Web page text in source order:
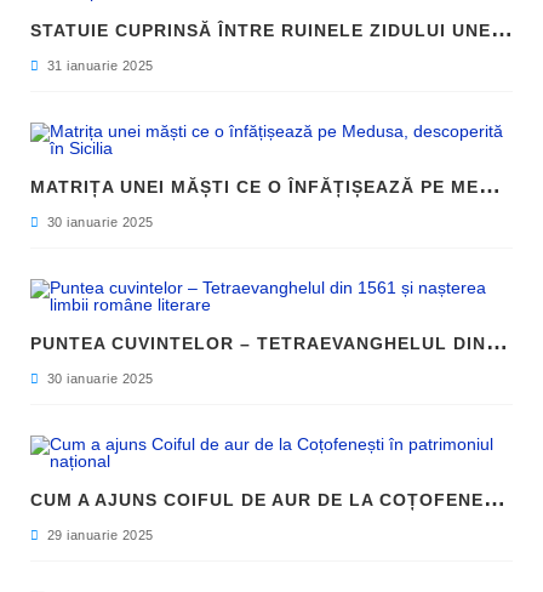
S
TATUIE CUPRINSĂ ÎNTRE RUINELE ZIDULUI UNEI CLĂDIRI, DESCOPERITĂ LA FILIPI
31 ianuarie 2025
M
ATRIȚA UNEI MĂȘTI CE O ÎNFĂȚIȘEAZĂ PE MEDUSA, DESCOPERITĂ ÎN SICILIA
30 ianuarie 2025
P
UNTEA CUVINTELOR – TETRAEVANGHELUL DIN 1561 ȘI NAȘTEREA LIMBII ROMÂNE LITERARE
30 ianuarie 2025
C
UM A AJUNS COIFUL DE AUR DE LA COȚOFENEȘTI ÎN PATRIMONIUL NAȚIONAL
29 ianuarie 2025